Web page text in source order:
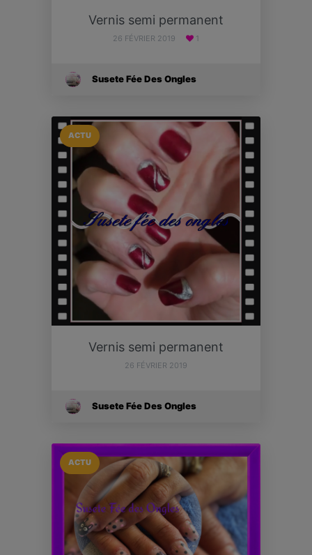
Vernis semi permanent
26 FÉVRIER 2019 1
Susete Fée Des Ongles
ACTU
Vernis semi permanent
26 FÉVRIER 2019
Susete Fée Des Ongles
ACTU